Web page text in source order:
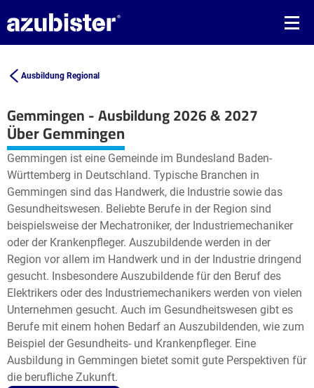
Ausbildung Regional
Gemmingen - Ausbildung 2026 & 2027
+
−
Leaflet| ©OpenStreetMap2
Über Gemmingen
Gemmingen ist eine Gemeinde im Bundesland Baden-
Württemberg in Deutschland. Typische Branchen in
Gemmingen sind das Handwerk, die Industrie sowie das
Gesundheitswesen. Beliebte Berufe in der Region sind
beispielsweise der Mechatroniker, der Industriemechaniker
oder der Krankenpfleger. Auszubildende werden in der
Region vor allem im Handwerk und in der Industrie dringend
gesucht. Insbesondere Auszubildende für den Beruf des
Elektrikers oder des Industriemechanikers werden von vielen
Unternehmen gesucht. Auch im Gesundheitswesen gibt es
Berufe mit einem hohen Bedarf an Auszubildenden, wie zum
Beispiel der Gesundheits- und Krankenpfleger. Eine
Ausbildung in Gemmingen bietet somit gute Perspektiven für
die berufliche Zukunft.